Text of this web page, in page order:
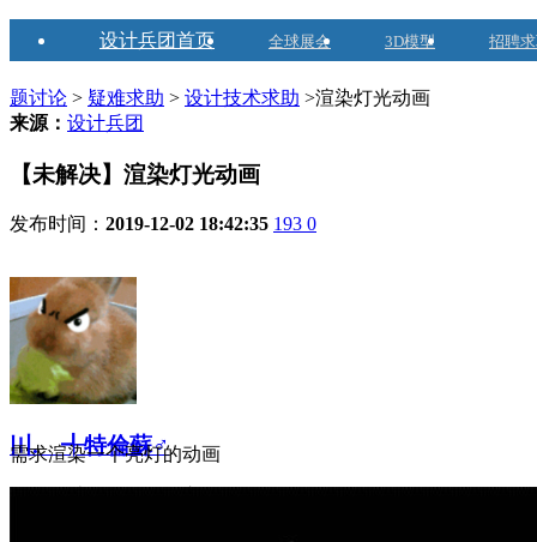
设计兵团首页 全球展会 3D模型 招聘
题讨论 > 疑难求助 > 设计技术求助 >渲染灯光动画
来源： 设计兵团
【未解决】渲染灯光动画
发布时间： 2019-12-02 18:42:35 193 0
〣.ゞ╃特倫蘇♂
需求渲染一个亮灯的动画